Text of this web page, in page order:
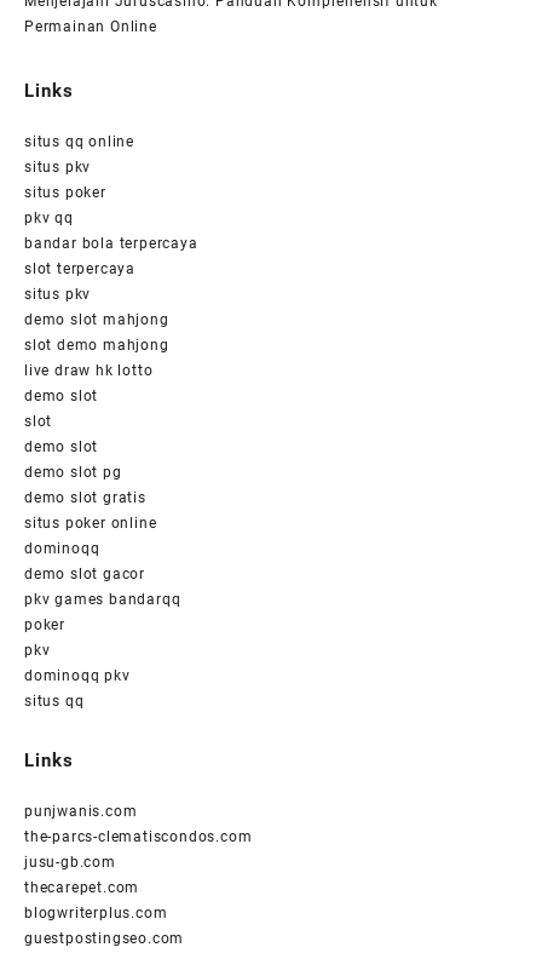
Permainan Online
Links
situs qq online
situs pkv
situs poker
pkv qq
bandar bola terpercaya
slot terpercaya
situs pkv
demo slot mahjong
slot demo mahjong
live draw hk lotto
demo slot
slot
demo slot
demo slot pg
demo slot gratis
situs poker online
dominoqq
demo slot gacor
pkv games bandarqq
poker
pkv
dominoqq pkv
situs qq
Links
punjwanis.com
the-parcs-clematiscondos.com
jusu-gb.com
thecarepet.com
blogwriterplus.com
guestpostingseo.com